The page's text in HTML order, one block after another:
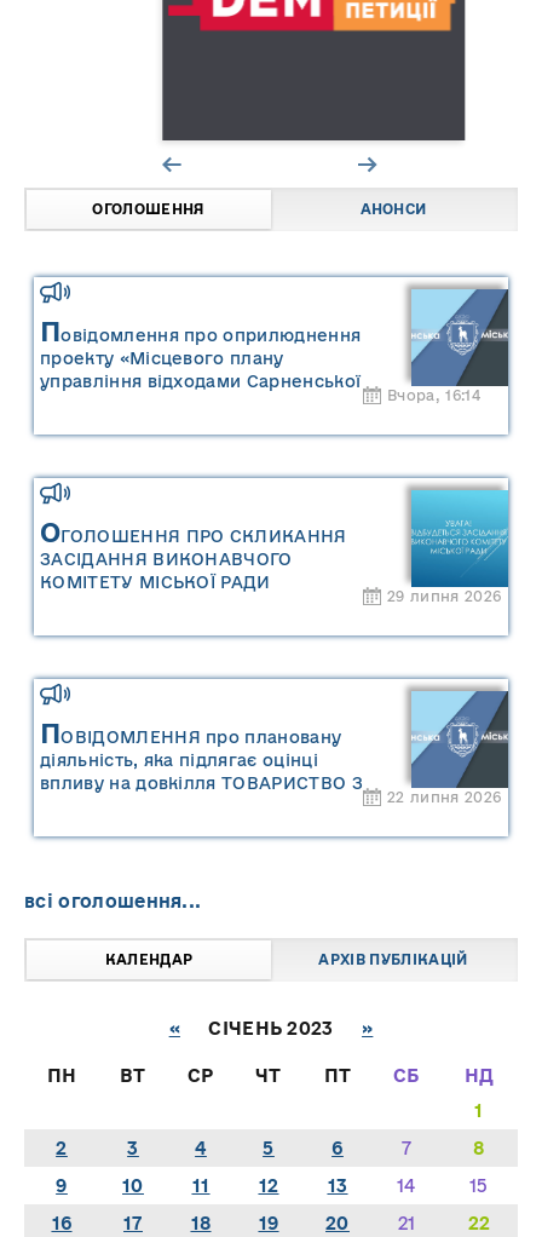
ОГОЛОШЕННЯ АНОНСИ
Повідомлення про оприлюднення
проекту «Місцевого плану
управління відходами Сарненської
міської територіальної громади» та
управління відходами Сарненської
міської територіальної громади»
Вчора, 16:14
ОГОЛОШЕННЯ ПРО СКЛИКАННЯ
ЗАСІДАННЯ ВИКОНАВЧОГО
КОМІТЕТУ МІСЬКОЇ РАДИ
29 липня 2026
ПОВІДОМЛЕННЯ про плановану
діяльність, яка підлягає оцінці
впливу на довкілля ТОВАРИСТВО З
22 липня 2026
всі оголошення...
КАЛЕНДАР АРХІВ ПУБЛІКАЦІЙ
«СІЧЕНЬ 2023 »
ПН ВТ СР ЧТ ПТ СБ
НД
1
2
3 4 5 6 7
8
9
10 11 12 13 14
15
16
17 18 19 20 21
22